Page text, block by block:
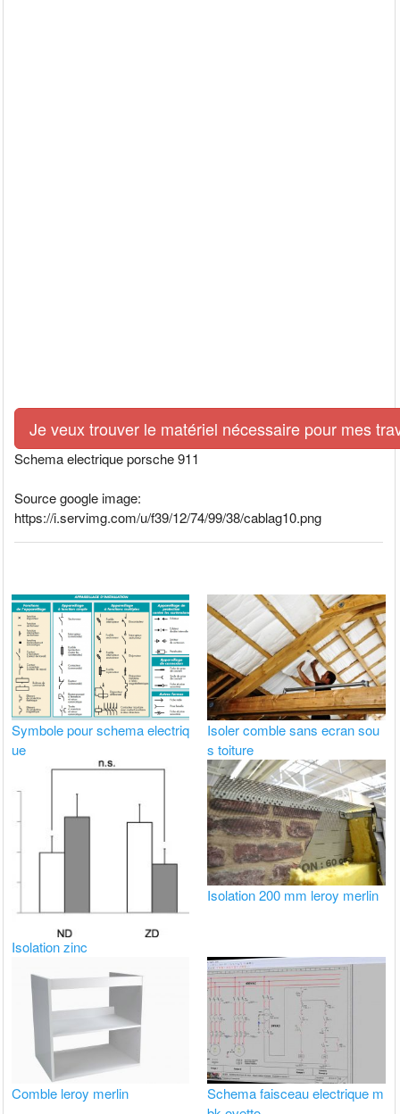
Je veux trouver le matériel nécessaire pour mes
Schema electrique porsche 911
Source google image:
https://i.servimg.com/u/f39/12/74/99/38/cablag10.png
Symbole pour schema electriq
ue
Isoler comble sans ecran sou
s toiture
Isolation zinc
Isolation 200 mm leroy merlin
Comble leroy merlin
Schema faisceau electrique m